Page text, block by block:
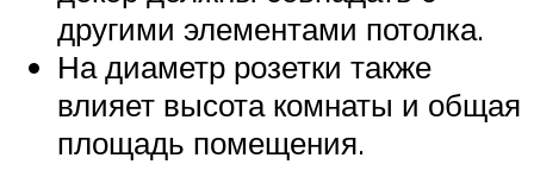
другими элементами потолка.
На диаметр розетки также
влияет высота комнаты и общая
площадь помещения.